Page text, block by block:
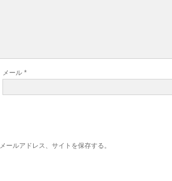
メール *
ールアドレス、サイトを保存する。